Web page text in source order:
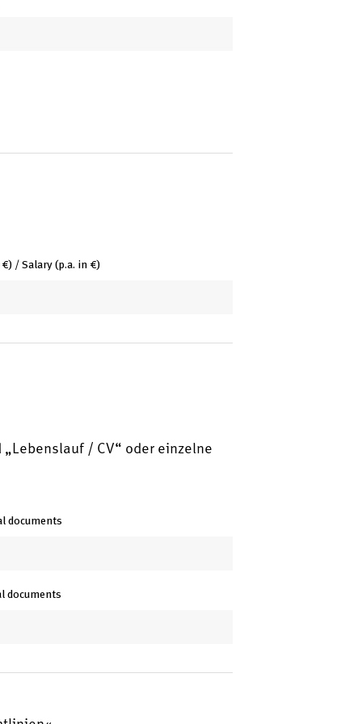
/ Salary (p.a. in €)
/ CV“ oder einzelne
documents
documents